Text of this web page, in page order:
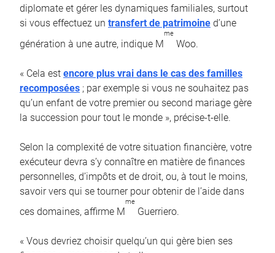
diplomate et gérer les dynamiques familiales, surtout
si vous effectuez un transfert de patrimoine d’une
génération à une autre, indique M
me
Woo.
« Cela est encore plus vrai dans le cas des familles
recomposées ; par exemple si vous ne souhaitez pas
qu’un enfant de votre premier ou second mariage gère
la succession pour tout le monde », précise-t-elle.
Selon la complexité de votre situation financière, votre
exécuteur devra s’y connaître en matière de finances
personnelles, d’impôts et de droit, ou, à tout le moins,
savoir vers qui se tourner pour obtenir de l’aide dans
ces domaines, affirme M
me
Guerriero.
« Vous devriez choisir quelqu’un qui gère bien ses